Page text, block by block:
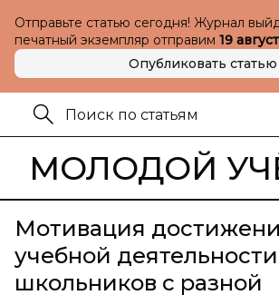
Отправьте статью сегодня! Журнал
печатный экземпляр отправим 19
Опубликовать статью
МОЛОДОЙ
Мотивация
учебной
школьников с разной